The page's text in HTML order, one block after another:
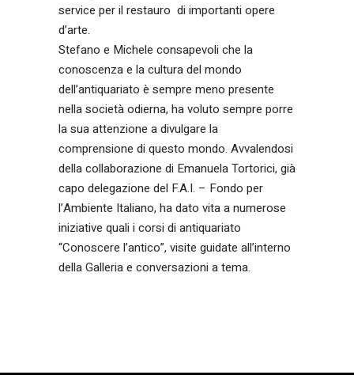
service per il restauro di importanti opere
d’arte.
Stefano e Michele consapevoli che la
conoscenza e la cultura del mondo
dell’antiquariato è sempre meno presente
nella società odierna, ha voluto sempre porre
la sua attenzione a divulgare la
comprensione di questo mondo. Avvalendosi
della collaborazione di Emanuela Tortorici, già
capo delegazione del F.A.I. – Fondo per
l’Ambiente Italiano, ha dato vita a numerose
iniziative quali i corsi di antiquariato
“Conoscere l’antico”, visite guidate all’interno
della Galleria e conversazioni a tema.